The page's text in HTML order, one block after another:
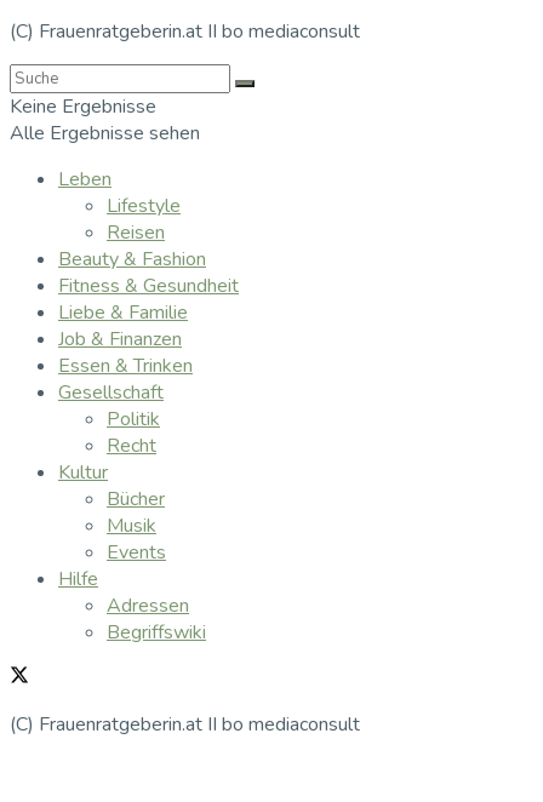
(C) Frauenratgeberin.at II bo mediaconsult
Keine Ergebnisse
Alle Ergebnisse sehen
Leben
Lifestyle
Reisen
Beauty & Fashion
Fitness & Gesundheit
Liebe & Familie
Job & Finanzen
Essen & Trinken
Gesellschaft
Politik
Recht
Kultur
Bücher
Musik
Events
Hilfe
Adressen
Begriffswiki
(C) Frauenratgeberin.at II bo mediaconsult